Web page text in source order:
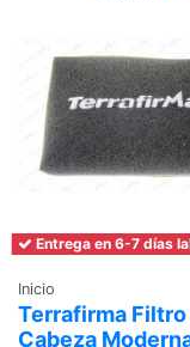
Entrega en 6-7 días
Inicio
Terrafirma Filtro
Cabeza